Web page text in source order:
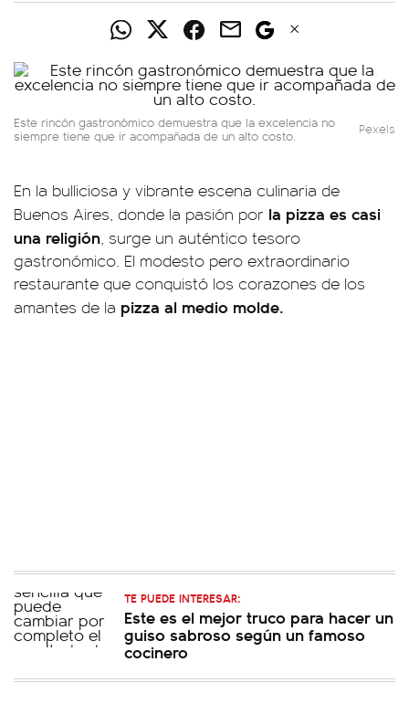
Este rincón gastronómico demuestra que la excelencia no
siempre tiene que ir acompañada de un alto costo. Pexels
En la bulliciosa y vibrante escena culinaria de
Buenos Aires, donde la pasión por la pizza es casi
una religión, surge un auténtico tesoro
gastronómico. El modesto pero extraordinario
restaurante que conquistó los corazones de los
amantes de la pizza al medio molde.
TE PUEDE INTERESAR:
Este es el mejor truco para hacer un
guiso sabroso según un famoso
cocinero